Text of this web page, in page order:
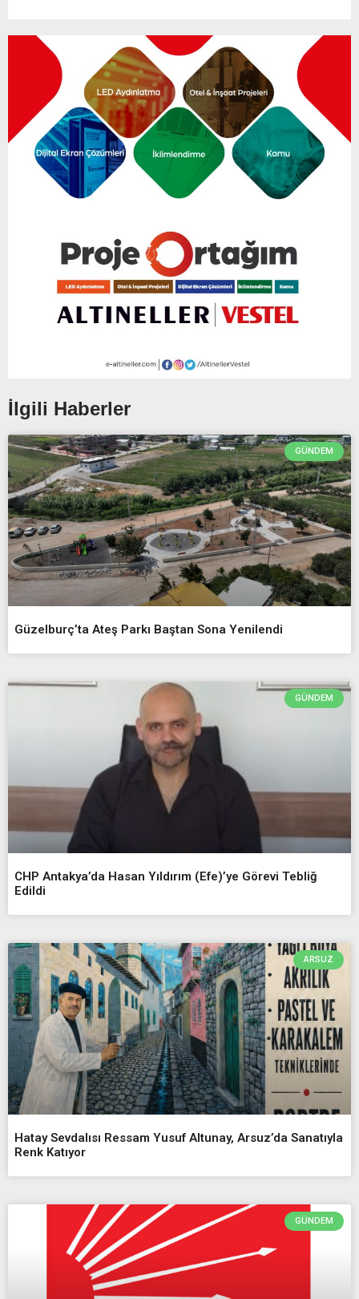
İlgili Haberler
GÜNDEM
Güzelburç’ta Ateş Parkı Baştan Sona Yenilendi
GÜNDEM
CHP Antakya’da Hasan Yıldırım (Efe)’ye Görevi Tebliğ
Edildi
ARSUZ
Hatay Sevdalısı Ressam Yusuf Altunay, Arsuz’da Sanatıyla
Renk Katıyor
GÜNDEM